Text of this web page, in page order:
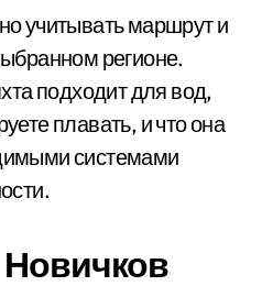
учитывать маршрут и
регионе.
подходит для вод,
плавать, и что она
системами